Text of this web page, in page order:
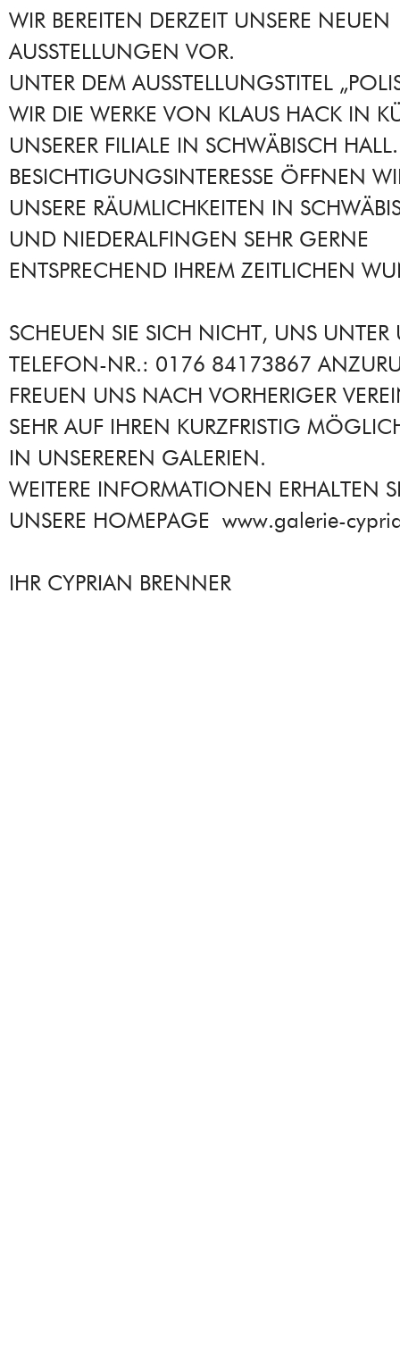
WIR BEREITEN DERZEIT UNSERE NEUEN
AUSSTELLUNGEN VOR.
UNTER DEM AUSSTELLUNGSTITEL
WIR DIE WERKE VON KLAUS HACK IN
UNSERER FILIALE IN SCHWÄBISCH
BESICHTIGUNGSINTERESSE ÖFFNEN
UNSERE RÄUMLICHKEITEN IN
UND NIEDERALFINGEN SEHR GERNE
ENTSPRECHEND IHREM ZEITLICHEN
SCHEUEN SIE SICH NICHT, UNS UNTER
TELEFON-NR.: 0176 84173867
FREUEN UNS NACH VORHERIGER
SEHR AUF IHREN KURZFRISTIG
IN UNSEREREN GALERIEN.
WEITERE INFORMATIONEN ERHALTEN
UNSERE HOMEPAGE www.galerie-
IHR CYPRIAN BRENNER